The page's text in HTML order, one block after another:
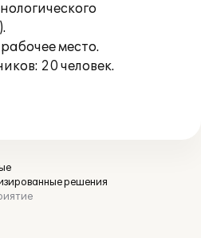
место.
20 человек.
решения